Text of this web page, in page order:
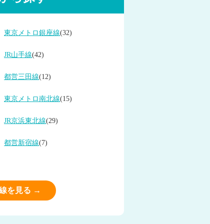
東京メトロ銀座線(32)
JR山手線(42)
都営三田線(12)
東京メトロ南北線(15)
JR京浜東北線(29)
都営新宿線(7)
を見る →